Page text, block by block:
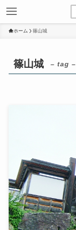
ホーム 篠山城
篠山城 – tag –